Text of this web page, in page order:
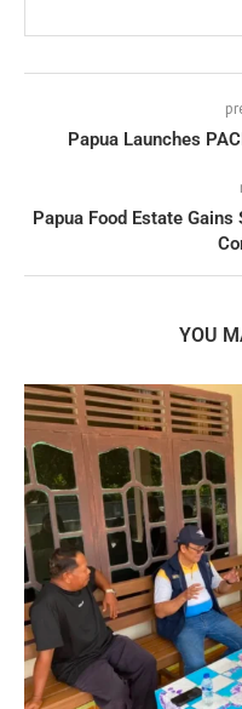
Papua Launches
Papua Food Estate
YOU